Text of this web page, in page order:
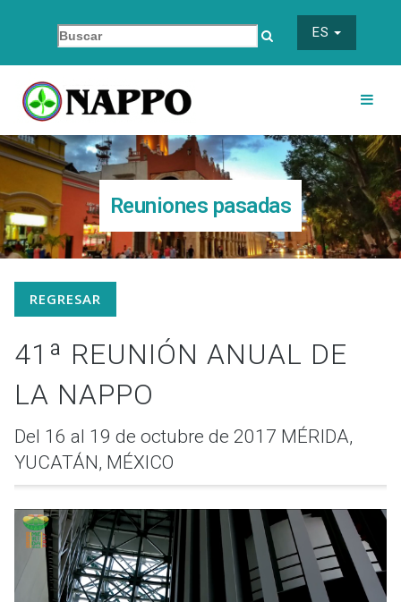
ES
Reuniones pasadas
REGRESAR
41ª REUNIÓN ANUAL DE
LA NAPPO
Del 16 al 19 de octubre de 2017 MÉRIDA,
YUCATÁN, MÉXICO